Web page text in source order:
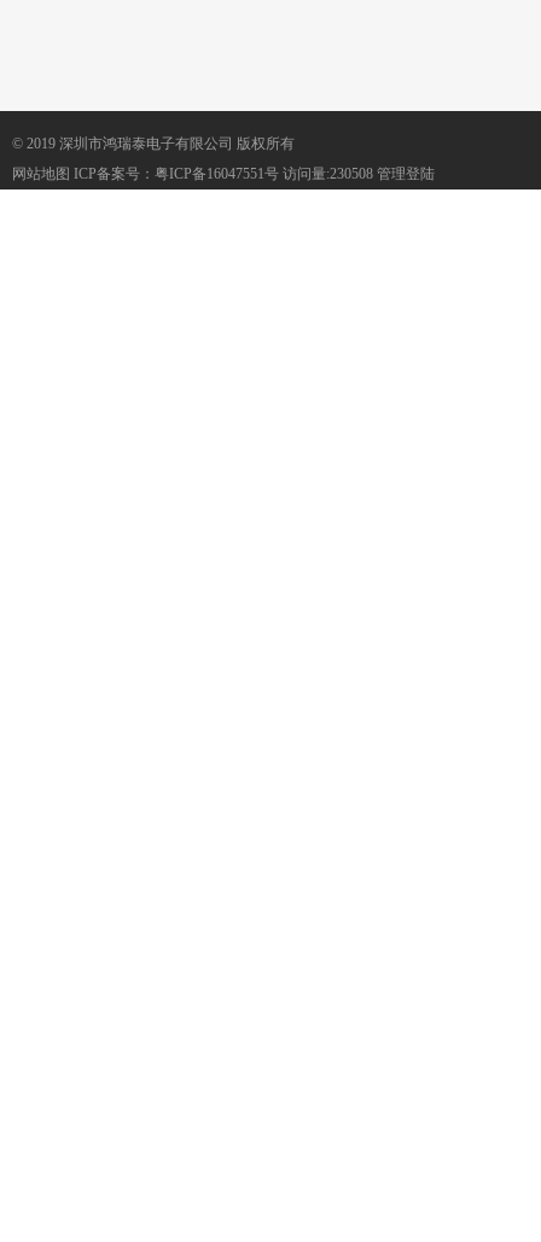
© 2019 深圳市鸿瑞泰电子有限公司 版权所有
网站地图 ICP备案号： 粤ICP备16047551号 访问量:230508 管理登陆